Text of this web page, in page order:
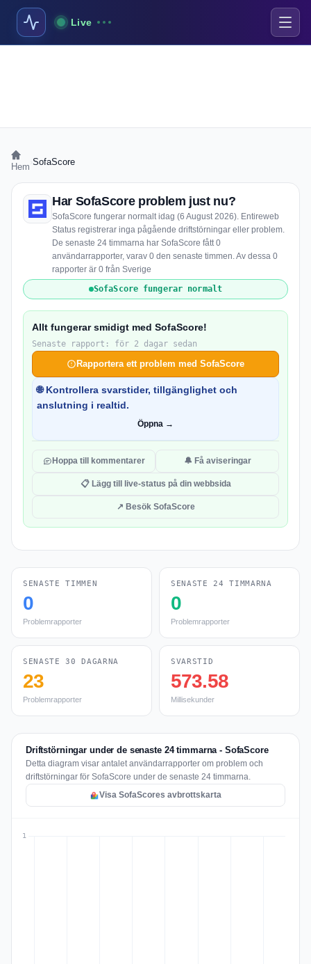
Live
Hem SofaScore
Har SofaScore problem just nu?
SofaScore fungerar normalt idag (6 August 2026). Entireweb
Status registrerar inga pågående driftstörningar eller problem.
De senaste 24 timmarna har SofaScore fått 0
användarrapporter, varav 0 den senaste timmen. Av dessa 0
rapporter är 0 från Sverige
SofaScore fungerar normalt
Allt fungerar smidigt med SofaScore!
Senaste rapport: för 2 dagar sedan
Rapportera ett problem med SofaScore
🌐 Kontrollera svarstider, tillgänglighet och
anslutning i realtid.
Öppna →
Hoppa till kommentarer 🔔 Få aviseringar
📋 Lägg till live-status på din webbsida
↗ Besök SofaScore
SENASTE TIMMEN
0
Problemrapporter
SENASTE 24 TIMMARNA
0
Problemrapporter
SENASTE 30 DAGARNA
23
Problemrapporter
SVARSTID
573.58
Millisekunder
Driftstörningar under de senaste 24 timmarna - SofaScore
Detta diagram visar antalet användarrapporter om problem och
driftstörningar för SofaScore under de senaste 24 timmarna.
Visa SofaScores avbrottskarta